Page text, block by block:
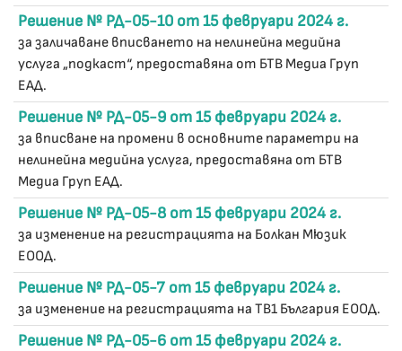
Решение № РД-05-10 от 15 февруари 2024 г.
за заличаване вписването на нелинейна медийна
услуга „подкаст“, предоставяна от БТВ Медиа Груп
ЕАД.
Решение № РД-05-9 от 15 февруари 2024 г.
за вписване на промени в основните параметри на
нелинейна медийна услуга, предоставяна от БТВ
Медиа Груп ЕАД.
Решение № РД-05-8 от 15 февруари 2024 г.
за изменение на регистрацията на Болкан Мюзик
ЕООД.
Решение № РД-05-7 от 15 февруари 2024 г.
за изменение на регистрацията на ТВ1 България ЕООД.
Решение № РД-05-6 от 15 февруари 2024 г.